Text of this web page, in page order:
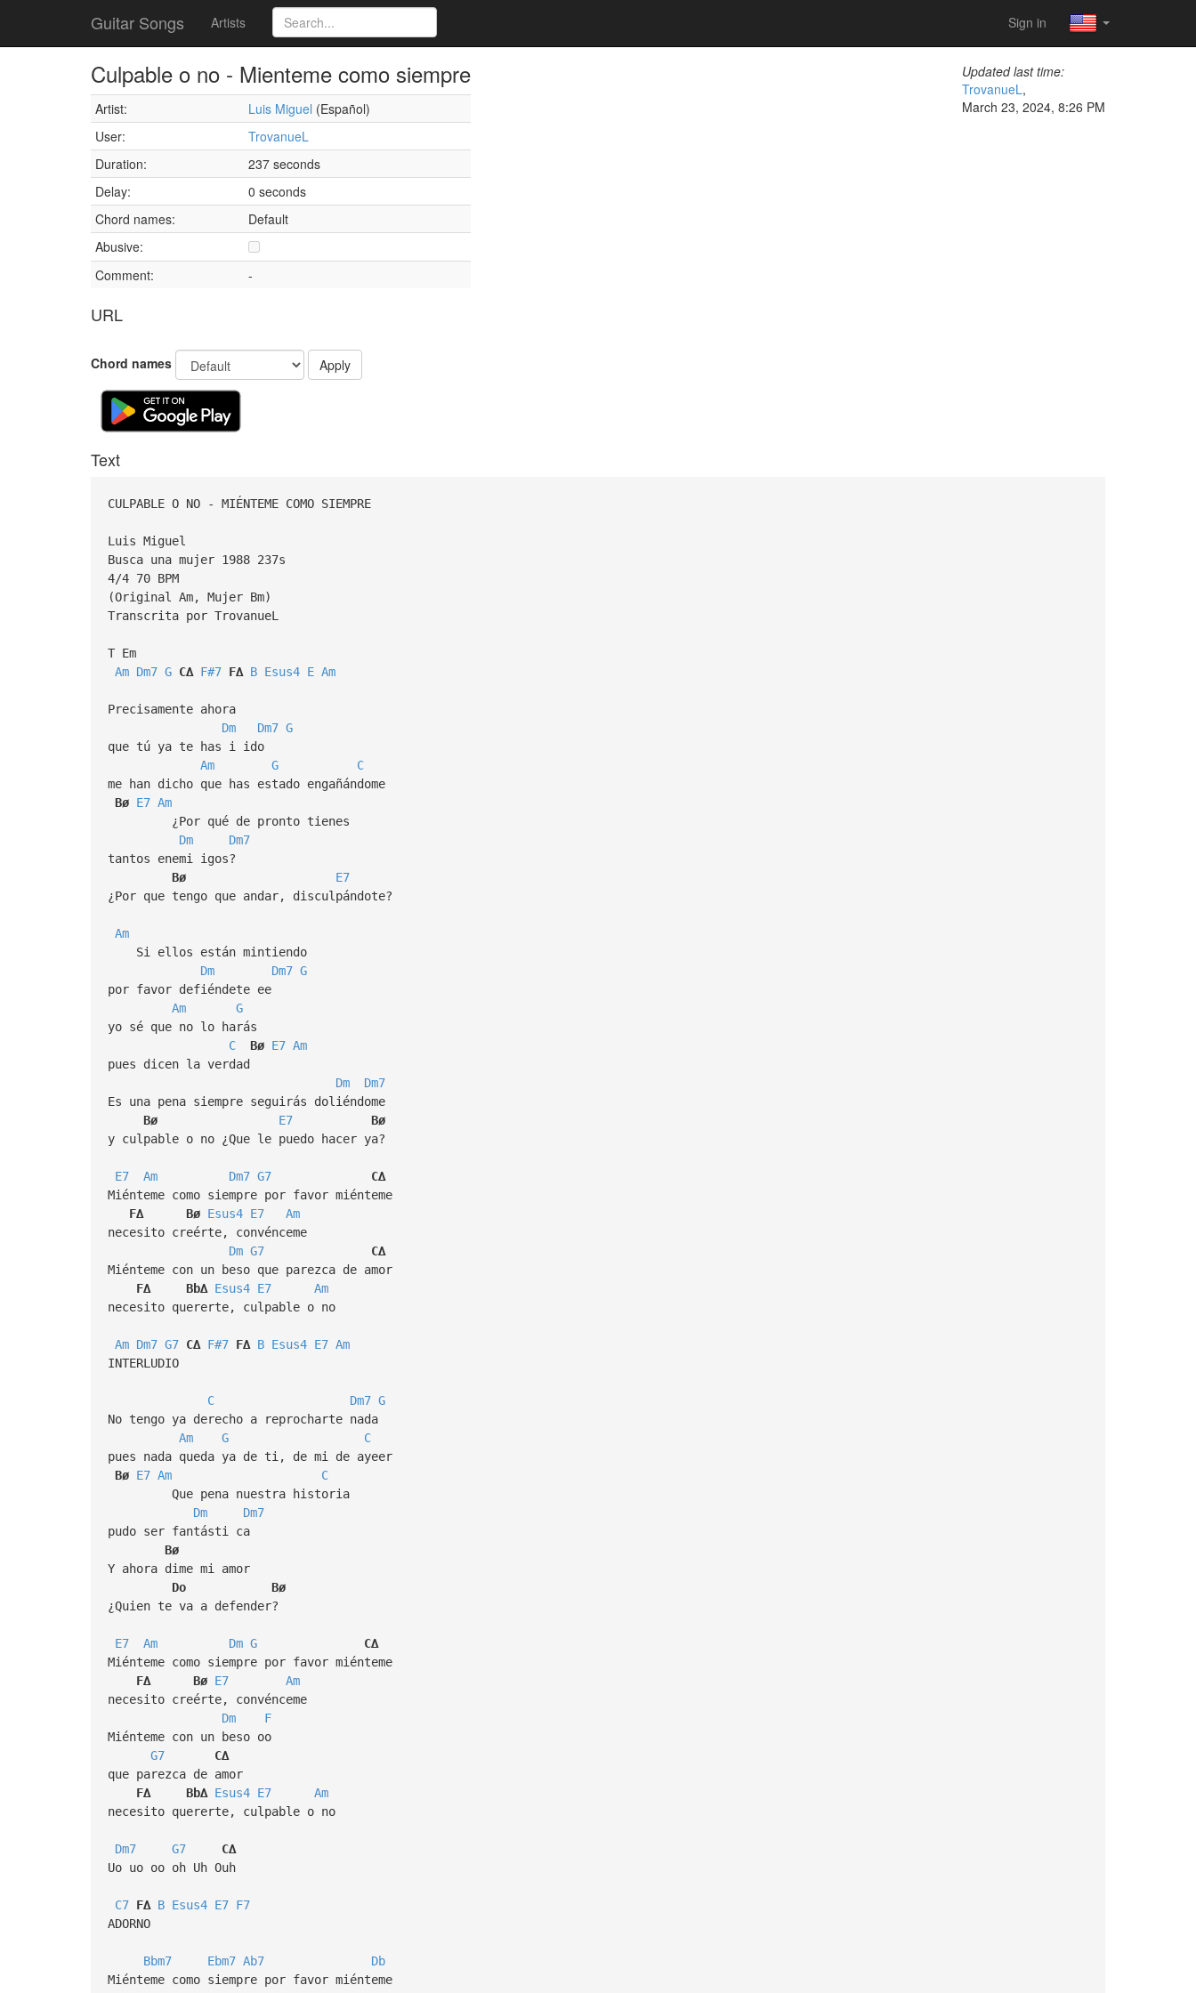
Guitar Songs Artists Sign in
Culpable o no - Mienteme como siempre
Artist: Luis Miguel (Español)
User:
TrovanueL
Duration:
237 seconds
Delay:
0 seconds
Chord names:
Default
Abusive:
Comment:
-
URL
Updated last time:
TrovanueL,
March 23, 2024, 8:26 PM
Chord names Apply
Text
CULPABLE O NO - MIÉNTEME COMO SIEMPRE
Luis Miguel
Busca una mujer 1988 237s
4/4 70 BPM
(Original Am, Mujer Bm)
Transcrita por TrovanueL
T Em
Am Dm7 G C∆ F#7 F∆ B Esus4 E Am
Precisamente ahora
Dm
Dm7 G
que tú ya te has i ido
Am
G
C
me han dicho que has estado engañándome
Bø E7 Am
¿Por qué de pronto tienes
Dm
Dm7
tantos enemi igos?
Bø
E7
¿Por que tengo que andar, disculpándote?
Am
Si ellos están mintiendo
Dm
Dm7 G
por favor defiéndete ee
Am
G
yo sé que no lo harás
C
Bø E7 Am
pues dicen la verdad
Dm
Dm7
Es una pena siempre seguirás doliéndome
Bø
E7
Bø
y culpable o no ¿Que le puedo hacer ya?
E7 Am Dm7 G7
C∆
Miénteme como siempre por favor miénteme
F∆
Bø Esus4 E7
Am
necesito creérte, convénceme
Dm G7
C∆
Miénteme con un beso que parezca de amor
F∆
Bb∆ Esus4 E7
Am
necesito quererte, culpable o no
Am Dm7 G7 C∆ F#7 F∆ B Esus4 E7 Am
INTERLUDIO
C Dm7 G
No tengo ya derecho a reprocharte nada
Am
G
C
pues nada queda ya de ti, de mi de ayeer
Bø E7 Am
C
Que pena nuestra historia
Dm
Dm7
pudo ser fantásti ca
Bø
Y ahora dime mi amor
Do
Bø
¿Quien te va a defender?
E7 Am Dm G
C∆
Miénteme como siempre por favor miénteme
F∆
Bø E7
Am
necesito creérte, convénceme
Dm
F
Miénteme con un beso oo
G7
C∆
que parezca de amor
F∆
Bb∆ Esus4 E7
Am
necesito quererte, culpable o no
Dm7 G7
C∆
Uo uo oo oh Uh Ouh
C7 F∆ B Esus4 E7 F7
ADORNO
Bbm7 Ebm7 Ab7
Db
Miénteme como siempre por favor miénteme